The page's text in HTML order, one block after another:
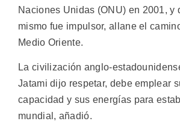
Naciones Unidas (ONU) en 2001, y
mismo fue impulsor, allane el
Medio Oriente.
La civilización anglo-
Jatami dijo respetar, debe emplear
capacidad y sus energías para
mundial, añadió.